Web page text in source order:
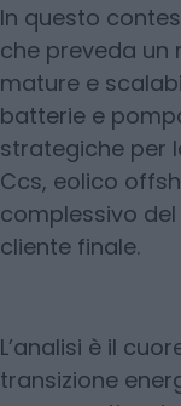
In questo
che preveda un
mature e
batterie e
strategiche per
Ccs, eolico
complessivo del
cliente finale.
L’analisi è il
transizione